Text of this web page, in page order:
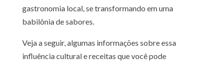
gastronomia local, se transformando em uma
babilônia de sabores.
Veja a seguir, algumas informações sobre essa
influência cultural e receitas que você pode